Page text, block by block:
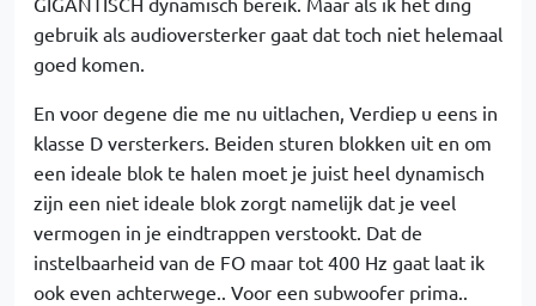
gebruik als audioversterker gaat dat toch niet helemaal
goed komen.
En voor degene die me nu uitlachen, Verdiep u eens in
klasse D versterkers. Beiden sturen blokken uit en om
een ideale blok te halen moet je juist heel dynamisch
zijn een niet ideale blok zorgt namelijk dat je veel
vermogen in je eindtrappen verstookt. Dat de
instelbaarheid van de FO maar tot 400 Hz gaat laat ik
ook even achterwege.. Voor een subwoofer prima..